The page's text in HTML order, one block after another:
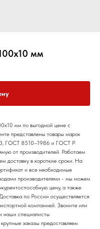
мм
мм по выгодной цене с
представлены товары марок
ГОСТ 8510–1986 и ГОСТ Р
от производителей. Работаем
доставку в короткие сроки. На
и все необходимые
производителями - мы можем
цену, а также
по России осуществляется
компанией. Звоните или
наши специалисты
заказы предоставляем